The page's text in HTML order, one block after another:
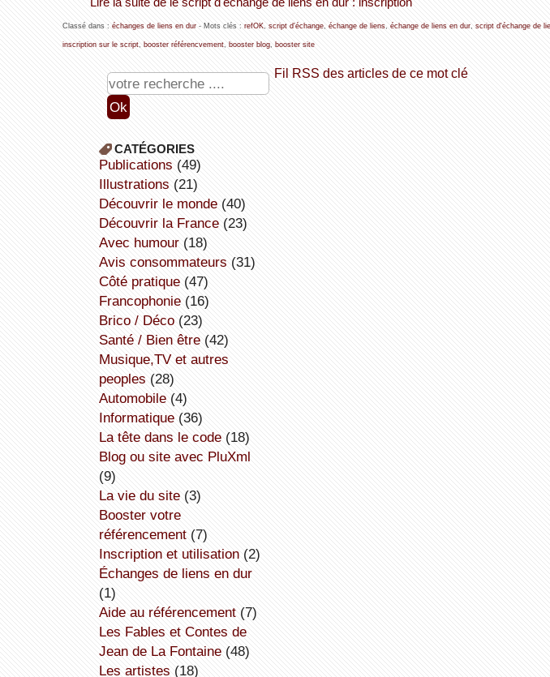
Classé dans : échanges de liens en dur- Mots clés : refOK, script d'échange, échange de liens, échange de liens en dur, script d'échange de
inscription sur le script, booster référencvement, booster blog, booster site
Fil RSS des articles de ce mot clé
CATÉGORIES
publications (49)
illustrations (21)
découvrir le monde(40)
découvrir la France(23)
avec humour(18)
avis consommateurs (31)
côté pratique(47)
Francophonie(16)
Brico / Déco(23)
Santé / Bien être(42)
Musique,TV et autres
peoples (28)
Automobile(4)
informatique(36)
la tête dans le code(18)
Blog ou site avec PluXml
(9)
la vie du site(3)
booster votre
référencement(7)
inscription et utilisation(2)
échanges de liens en dur
(1)
aide au référencement(7)
Les Fables et Contes de
Jean de La Fontaine(48)
Les artistes (18)